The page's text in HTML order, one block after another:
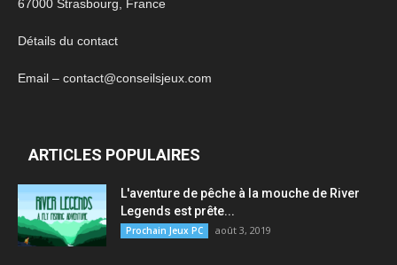
67000 Strasbourg, France
Détails du contact
Email – contact@conseilsjeux.com
ARTICLES POPULAIRES
L'aventure de pêche à la mouche de River
Legends est prête...
Prochain Jeux PC août 3, 2019